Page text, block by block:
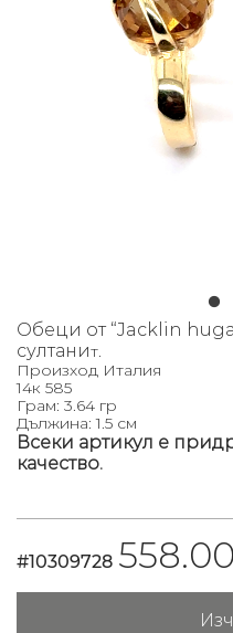
Обеци от “Jacklin
султанит.
Произход Италия
14к 585
Грам: 3.64 гр
Дължина: 1.5 см
Всеки артикул е
качество.
#10309728